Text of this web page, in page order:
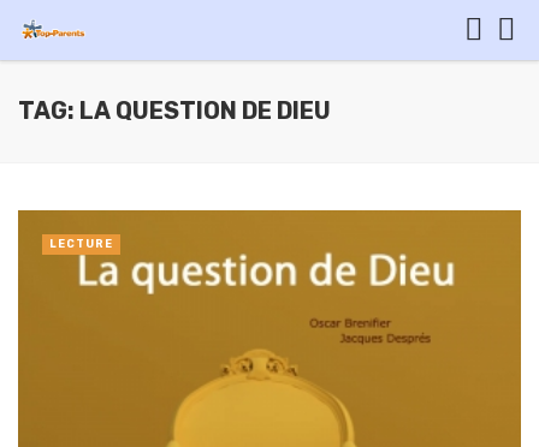
TAG: LA QUESTION DE DIEU
LECTURE